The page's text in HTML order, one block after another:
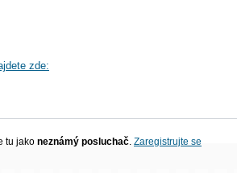
zde:
tu jako neznámý posluchač. Zaregistrujte se